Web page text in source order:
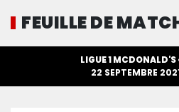
FEUILLE DE
LIGUE 1 MCDONALD'S
22 SEPTEMBRE